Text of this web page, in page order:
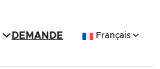
DEMANDE Français